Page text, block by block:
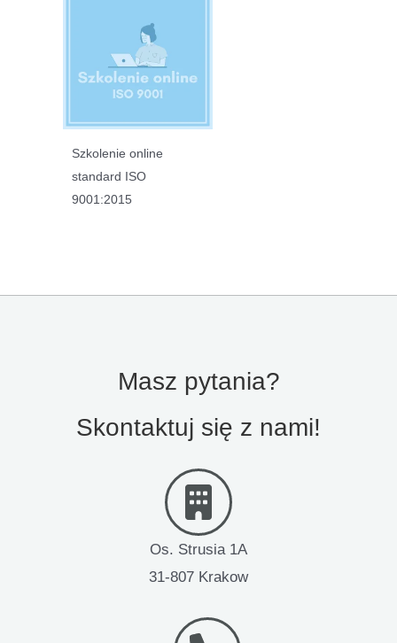
Szkolenie online
standard ISO
9001:2015
Masz pytania?
Skontaktuj się z nami!
Os. Strusia 1A
31-807 Krakow